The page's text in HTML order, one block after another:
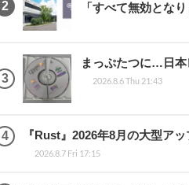
「すべて無効となり
まっぷたつに…日本
2026.8.6 Thu 21:43
『Rust』2026年8月の大型ア
2026.8.7 Fri 17:15